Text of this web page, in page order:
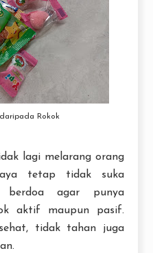
Rokok
lagi melarang orang
tetap tidak suka
berdoa agar punya
aktif maupun pasif.
tidak tahan juga